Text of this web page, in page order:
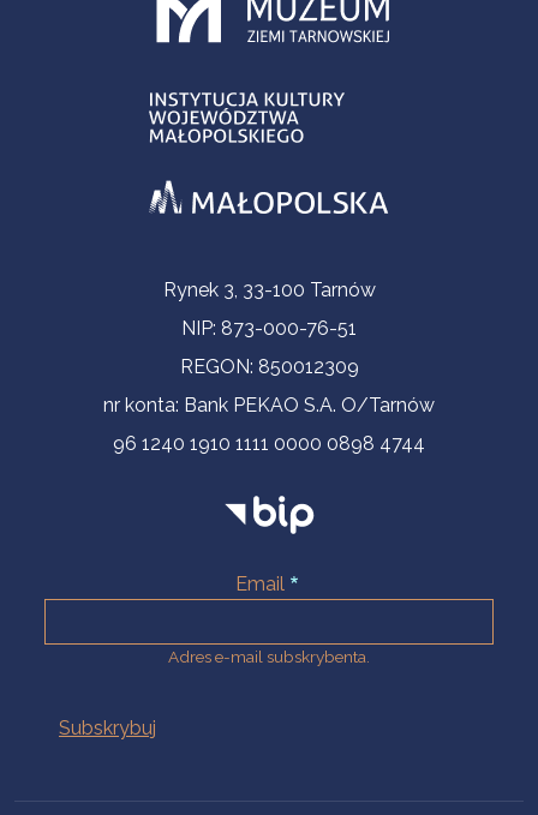
Informacje kontaktoweRynek 3, 33-100 Tarnów
NIP: 873-000-76-51
REGON: 850012309
nr konta: Bank PEKAO S.A. O/Tarnów
96 1240 1910 1111 0000 0898 4744
Email
Adres e-mail subskrybenta.